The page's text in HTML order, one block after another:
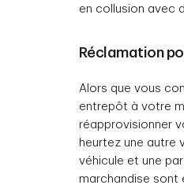
en collusion avec
Réclamation
Alors que vous
entrepôt à votre
réapprovisionner
heurtez une autre
véhicule et une
marchandise sont